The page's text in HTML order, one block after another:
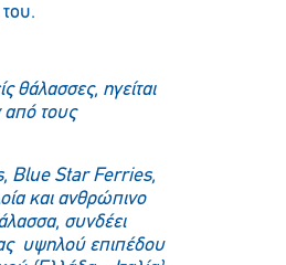
θάλασσες, ηγείται
από τους
, Blue Star Ferries,
και ανθρώπινο
συνδέει
υψηλού επιπέδου